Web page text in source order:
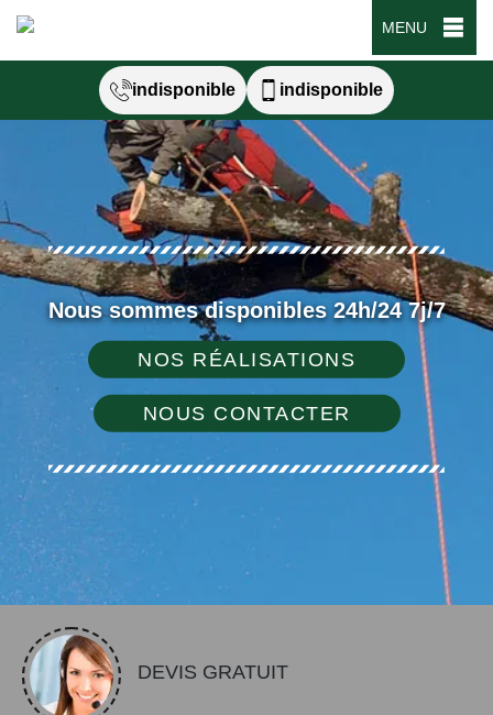
MENU
indisponible indisponible
Nous sommes disponibles 24h/24 7j/7
NOS RÉALISATIONS
NOUS CONTACTER
DEVIS GRATUIT